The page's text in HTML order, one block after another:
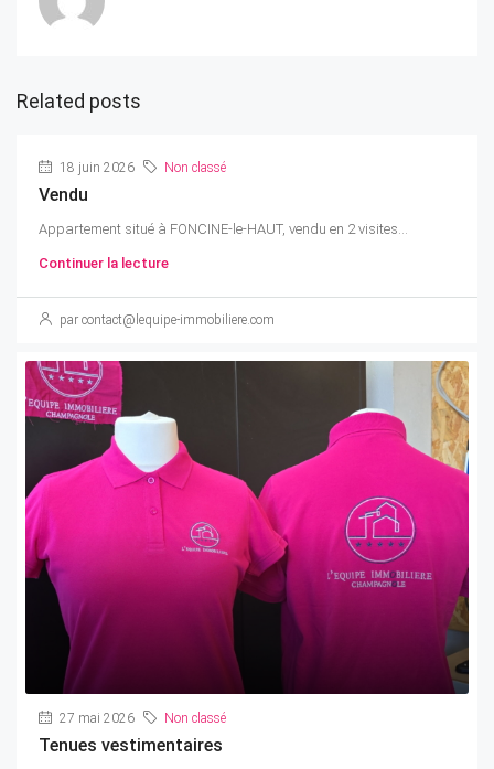
Related posts
18 juin 2026 Non classé
Vendu
Appartement situé à FONCINE-le-HAUT, vendu en 2 visites...
Continuer la lecture
par contact@lequipe-immobiliere.com
27 mai 2026 Non classé
Tenues vestimentaires